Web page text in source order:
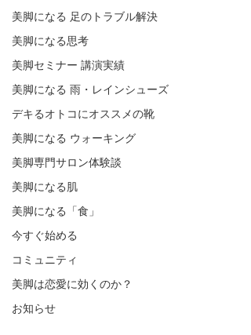
美脚になる 足のトラブル解決
美脚になる思考
美脚セミナー 講演実績
美脚になる 雨・レインシューズ
デキるオトコにオススメの靴
美脚になる ウォーキング
美脚専門サロン体験談
美脚になる肌
美脚になる「食」
今すぐ始める
コミュニティ
美脚は恋愛に効くのか？
お知らせ